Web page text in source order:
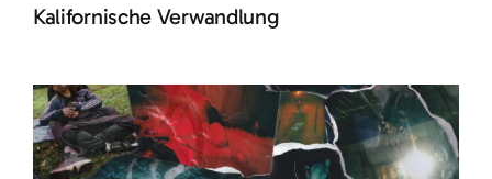
Kalifornische Verwandlung